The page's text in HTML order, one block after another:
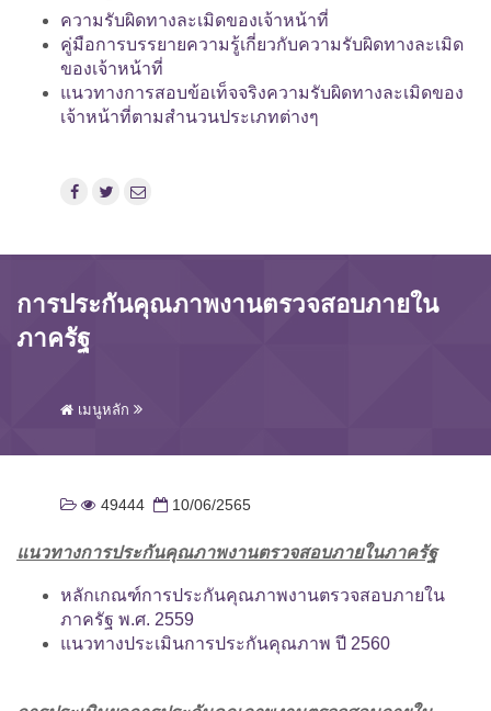
ความรับผิดทางละเมิดของเจ้าหน้าที่
คู่มือการบรรยายความรู้เกี่ยวกับความรับผิดทางละเมิด
ของเจ้าหน้าที่
แนวทางการสอบข้อเท็จจริงความรับผิดทางละเมิดของ
เจ้าหน้าที่ตามสำนวนประเภทต่างๆ
การประกันคุณภาพงานตรวจสอบภายใน
ภาครัฐ
เมนูหลัก
49444 10/06/2565
แนวทางการประกันคุณภาพงานตรวจสอบภายในภาครัฐ
หลักเกณฑ์การประกันคุณภาพงานตรวจสอบภายใน
ภาครัฐ พ.ศ. 2559
แนวทางประเมินการประกันคุณภาพ ปี 2560